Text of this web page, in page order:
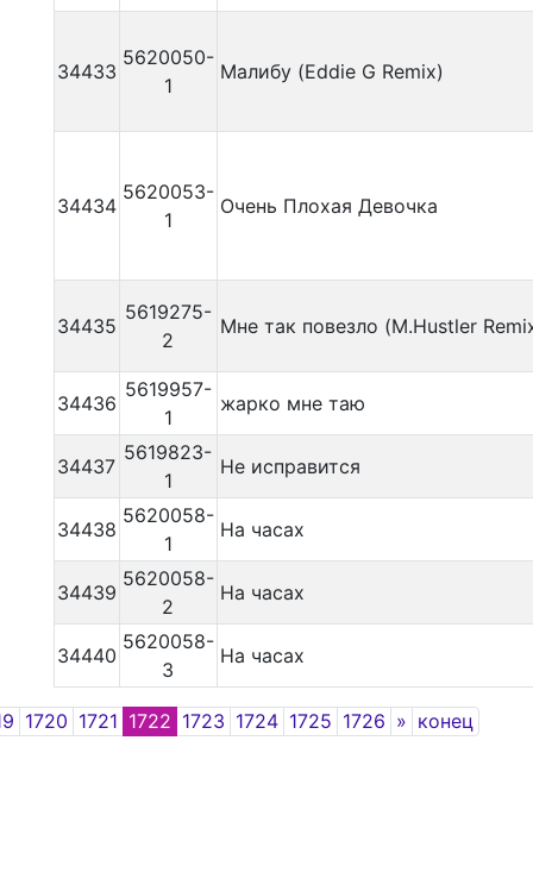
34433
5620050-
1
Малибу (Eddie G Remix)
34434
5620053-
1
Очень Плохая Девочка
34435
5619275-
2
Мне так повезло (M.Hustler
34436
5619957-
1
жарко мне таю
34437
5619823-
1
Не исправится
34438
5620058-
1
На часах
34439
5620058-
2
На часах
34440
5620058-
3
На часах
1720 1721 1722 1723 1724 1725 1726 » Next
конец